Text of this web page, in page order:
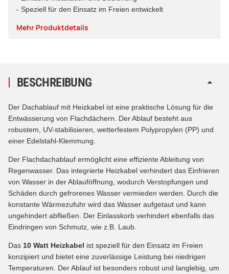
- Speziell für den Einsatz im Freien entwickelt
Mehr Produktdetails
BESCHREIBUNG
Der Dachablauf mit Heizkabel ist eine praktische Lösung für die
Entwässerung von Flachdächern. Der Ablauf besteht aus
robustem, UV-stabilisieren, wetterfestem Polypropylen (PP) und
einer Edelstahl-Klemmung.
Der Flachdachablauf ermöglicht eine effiziente Ableitung von
Regenwasser. Das integrierte Heizkabel verhindert das Einfrieren
von Wasser in der Ablauföffnung, wodurch Verstopfungen und
Schäden durch gefrorenes Wasser vermieden werden. Durch die
konstante Wärmezufuhr wird das Wasser aufgetaut und kann
ungehindert abfließen. Der Einlasskorb verhindert ebenfalls das
Eindringen von Schmutz, wie z.B. Laub.
Das 10 Watt Heizkabel ist speziell für den Einsatz im Freien
konzipiert und bietet eine zuverlässige Leistung bei niedrigen
Temperaturen. Der Ablauf ist besonders robust und langlebig, um